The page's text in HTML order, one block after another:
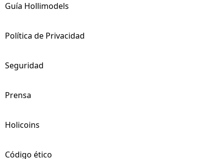
Guía Hollimodels
Política de Privacidad
Seguridad
Prensa
Holicoins
Código ético